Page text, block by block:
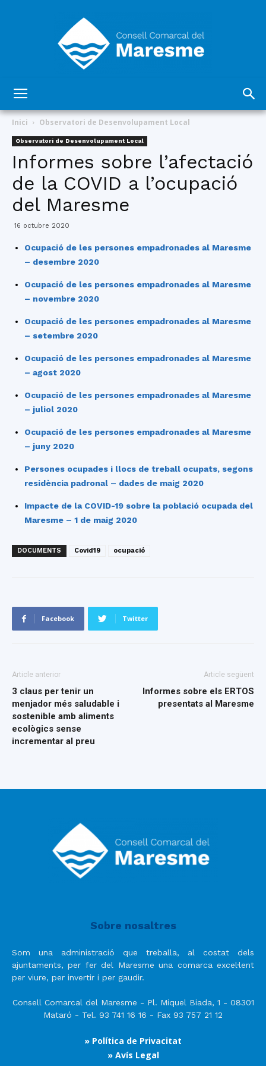
Comarcal
Inici Observatori de Desenvolupament Local
Observatori de Desenvolupament Local
Informes sobre l’afectació
de la COVID a l’ocupació
del Maresme
16 octubre 2020
Ocupació de les persones empadronades al Maresme
– desembre 2020
Ocupació de les persones empadronades al Maresme
– novembre 2020
Ocupació de les persones empadronades al Maresme
– setembre 2020
Ocupació de les persones empadronades al Maresme
– agost 2020
Ocupació de les persones empadronades al Maresme
– juliol 2020
Ocupació de les persones empadronades al Maresme
– juny 2020
Persones ocupades i llocs de treball ocupats, segons
residència padronal – dades de maig 2020
Impacte de la COVID-19 sobre la població ocupada del
Maresme – 1 de maig 2020
DOCUMENTS Covid19 ocupació
Facebook Twitter
Article anterior
3 claus per tenir un
menjador més saludable i
sostenible amb aliments
ecològics sense
incrementar al preu
Article següent
Informes sobre els ERTOS
presentats al Maresme
Sobre nosaltres
Som una administració que treballa, al costat dels
ajuntaments, per fer del Maresme una comarca excel·lent
per viure, per invertir i per gaudir.
Consell Comarcal del Maresme - Pl. Miquel Biada, 1 - 08301
Mataró - Tel. 93 741 16 16 - Fax 93 757 21 12
» Política de Privacitat
» Avís Legal